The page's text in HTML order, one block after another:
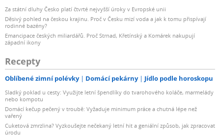
Za státní dluhy Česko platí čtvrté nejvyšší úroky v Evropské unii
Děsivý pohled na českou krajinu. Proč v Česku mizí voda a jak k tomu přispívají
rodinné bazény?
Emancipace českých miliardářů. Proč Strnad, Křetínský a Komárek nakupují
západní ikony
Recepty
Oblíbené zimní polévky Domácí pekárny Jídlo podle horoskopu
Sladký poklad u cesty: Využijte letní špendlíky do tvarohového koláče, marmelády
nebo kompotu
Domácí kečup pečený v troubě: Vyžaduje minimum práce a chutná lépe než
vařený
Cuketová zmrzlina? Vyzkoušejte nečekaný letní hit a geniální způsob, jak zpracovat
úrodu